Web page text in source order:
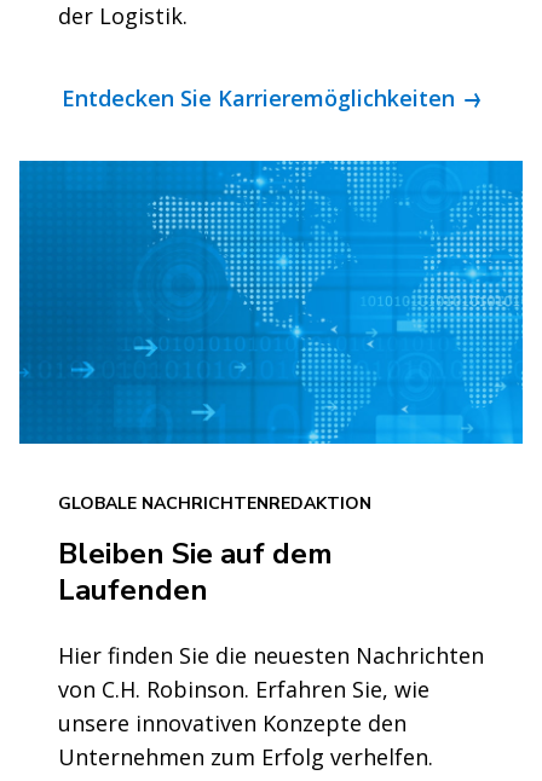
der Logistik.
Entdecken Sie Karrieremöglichkeiten
GLOBALE NACHRICHTENREDAKTION
Bleiben Sie auf dem
Laufenden
Hier finden Sie die neuesten Nachrichten
von C.H. Robinson. Erfahren Sie, wie
unsere innovativen Konzepte den
Unternehmen zum Erfolg verhelfen.